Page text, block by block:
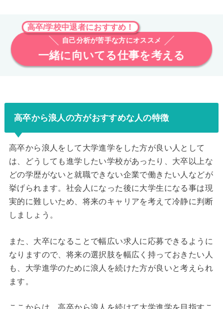
高卒/学校中退者におすすめ！
自己分析が苦手な方にオススメ
一緒に向いてる仕事を考える
高卒から浪人の方がおすすめな人の特徴
高卒から浪人をして大学進学をした方が良い人として
は、どうしても進学したい学校があったり、大卒以上な
どの学歴がないと就職できない企業で働きたい人などが
挙げられます。社会人になった後に大学生になる事は現
実的に難しいため、将来のキャリアを考えて冷静に判断
しましょう。
また、大卒になることで幅広い求人に応募できるように
なりますので、将来の選択肢を幅広く持っておきたい人
も、大学進学のために浪人を続けた方が良いと考えられ
ます。